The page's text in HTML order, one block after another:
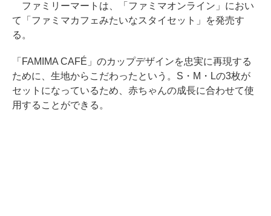
ファミリーマートは、「ファミマオンライン」におい
て「ファミマカフェみたいなスタイセット」を発売す
る。
「FAMIMA CAFÉ」のカップデザインを忠実に再現する
ために、生地からこだわったという。S・M・Lの3枚が
セットになっているため、赤ちゃんの成長に合わせて使
用することができる。